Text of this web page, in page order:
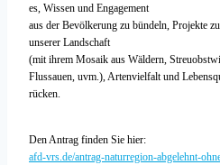
es, Wissen und Engagement
aus der Bevölkerung zu bündeln, Projekte
unserer Landschaft
(mit ihrem Mosaik aus Wäldern,
Flussauen, uvm.), Artenvielfalt und
rücken.
Den Antrag finden Sie hier:
afd-vrs.de/antrag-naturregion-abgelehnt-